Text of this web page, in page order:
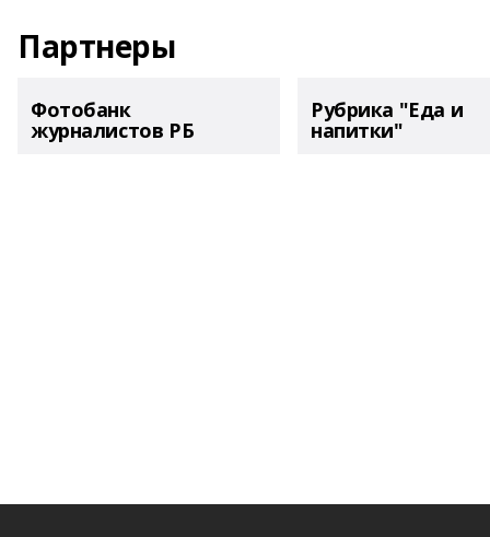
Партнеры
Фотобанк
журналистов РБ
Рубрика "Еда и
напитки"